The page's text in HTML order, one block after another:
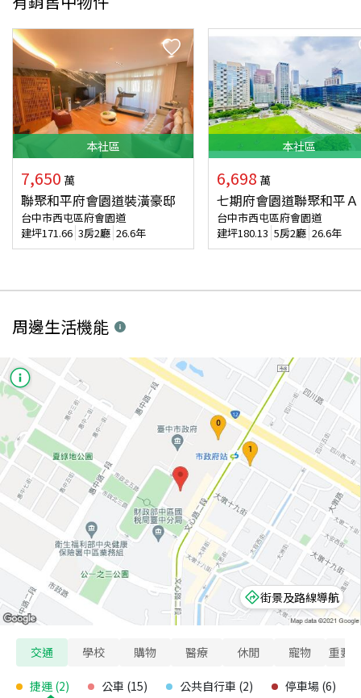
本社區
7,650 萬
聯聚和平府會園道裝潢豪邸
台中市西屯區府會園道
建坪171.66 3房2廳 26.6年
本社區
6,698 萬
七期府會園道聯聚和平Ａ
台中市西屯區府會園道
建坪180.13 5房2廳 26.6年
周邊生活機能
街景及路線導航
交通 學校 購物 醫療 休閒 寵物 重要
捷運 (2) 公車 (15) 公共自行車 (2) 停車場 (6)